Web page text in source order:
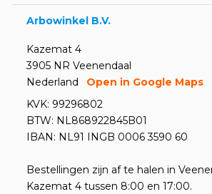
Arbowinkel B.V.
Kazemat 4
3905 NR Veenendaal
Nederland
Open in Google Maps
KVK: 99296802
BTW: NL868922845B01
IBAN: NL91 INGB 0006 3590 60
Bestellingen zijn af te halen in
Kazemat 4 tussen 8:00 en 17:00.